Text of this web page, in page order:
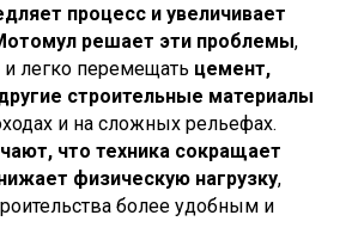
процесс и увеличивает
решает эти проблемы,
легко перемещать цемент,
строительные материалы
и на сложных рельефах.
что техника сокращает
физическую нагрузку,
более удобным и